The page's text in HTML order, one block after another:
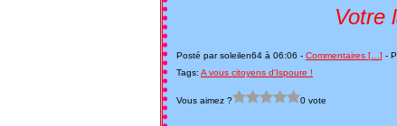
Votre lanceur
Posté par soleilen64 à 06:06 - Commentaires [ ] -
Tags: A vous citoyens d'Ispoure !
Vous aimez ? 0 vote